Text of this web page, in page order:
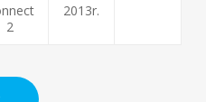
2
2013r.